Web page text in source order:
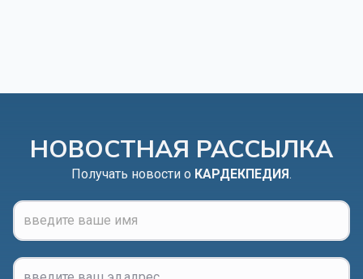
НОВОСТНАЯ РАССЫЛКА
Получать новости о КАРДЕКПЕДИЯ.